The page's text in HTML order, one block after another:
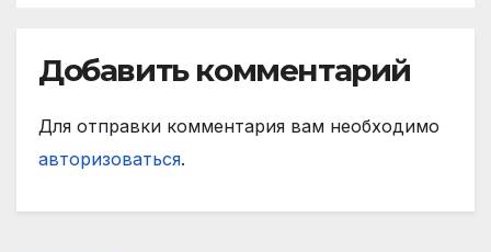
Добавить комментарий
Для отправки комментария вам необходимо
авторизоваться.